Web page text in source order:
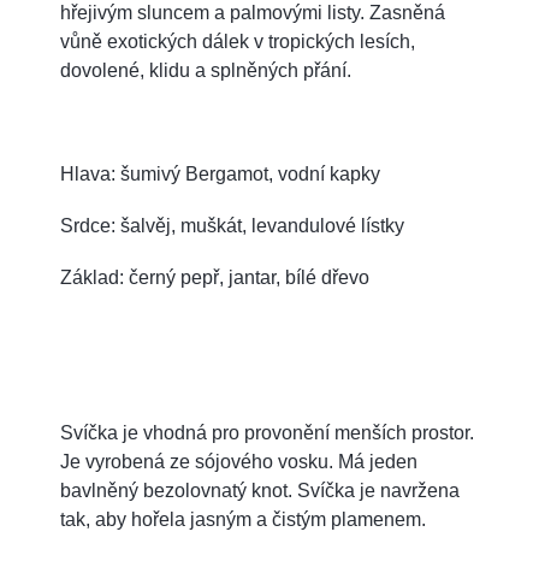
hřejivým sluncem a palmovými listy. Zasněná
vůně exotických dálek v tropických lesích,
dovolené, klidu a splněných přání.
Hlava: šumivý Bergamot, vodní kapky
Srdce: šalvěj, muškát, levandulové lístky
Základ: černý pepř, jantar, bílé dřevo
Svíčka je vhodná pro provonění menších prostor.
Je vyrobená ze sójového vosku. Má jeden
bavlněný bezolovnatý knot. Svíčka je navržena
tak, aby hořela jasným a čistým plamenem.